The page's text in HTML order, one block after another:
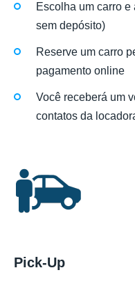
Escolha um carro
sem depósito)
Reserve um carro
pagamento online
Você receberá um
contatos da
Pick-Up